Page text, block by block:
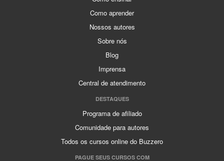
Como aprender
Nossos autores
Sobre nós
Blog
Imprensa
Central de atendimento
DESTAQUES
Programa de afiliado
Comunidade para autores
Todos os cursos online do Buzzero
PAGUE SEUS CURSOS COM